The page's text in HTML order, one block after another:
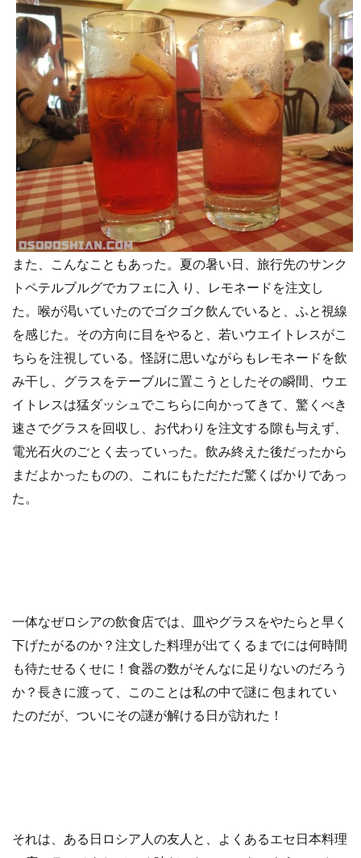
また、こんなこともあった。夏の暑い日、旅行先のサンク
トペテルブルグでカフェに入 り、レモネードを注文し
た。喉が渇いていたのでゴクゴク飲んでいると、ふと視線
を感じた。その方向に目をやると、若いウエイトレスがこ
ちらを注視している。怪訝に思いながらもレモネードを飲
み干し、グラスをテーブルに置こうとしたその瞬間、ウエ
イトレスは猛ダッシュでこちらに向かってきて、驚くべき
速さでグラスを回収し、お代わりを注文する隙も与えず、
電光石火のごとく去っていった。飲み終えた後だったから
まだよかったものの、これにもただただ驚くばかりであっ
た。
一体なぜロシアの飲食店では、皿やグラスをやたらと早く
下げたがるのか？注文した料理が出てくるまでには何時間
も待たせるくせに！食器の数がそんなに足りないのだろう
か？長きに渡って、このことは私の中で謎に 包まれてい
たのだが、ついにその謎が解ける日が訪れた！
それは、ある日ロシア人の友人と、よくあるエセ日本料理